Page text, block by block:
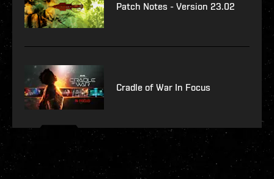
Patch Notes - Version 23.02
Cradle of War In Focus